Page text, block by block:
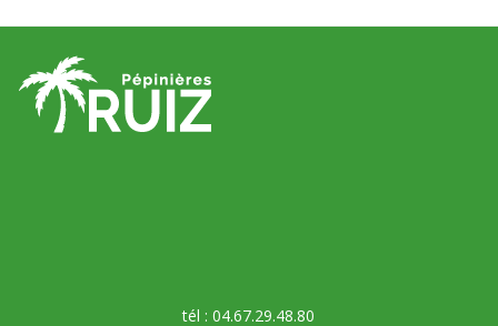
tél : 04.67.29.48.80